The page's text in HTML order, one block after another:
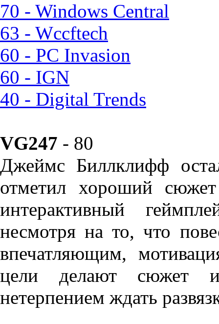
70 - Windows Central
63 - Wccftech
60 - PC Invasion
60 - IGN
40 - Digital Trends
VG247 - 80
Джеймс Биллклифф
отметил хороший
интерактивный
несмотря на то, что
впечатляющим,
цели делают сюжет
нетерпением ждать